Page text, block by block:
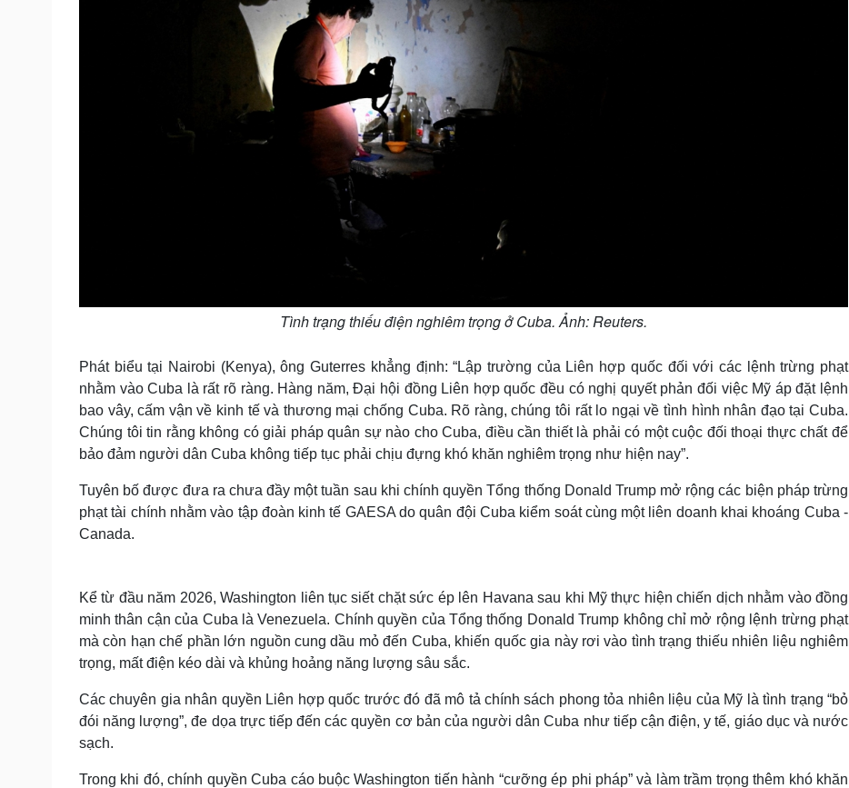
Tình trạng thiếu điện nghiêm trọng ở Cuba. Ảnh: Reuters.
Phát biểu tại Nairobi (Kenya), ông Guterres khẳng định: “Lập trường của Liên hợp quốc đối với các lệnh trừng phạt
nhằm vào Cuba là rất rõ ràng. Hàng năm, Đại hội đồng Liên hợp quốc đều có nghị quyết phản đối việc Mỹ áp đặt lệnh
bao vây, cấm vận về kinh tế và thương mại chống Cuba. Rõ ràng, chúng tôi rất lo ngại về tình hình nhân đạo tại Cuba.
Chúng tôi tin rằng không có giải pháp quân sự nào cho Cuba, điều cần thiết là phải có một cuộc đối thoại thực chất để
bảo đảm người dân Cuba không tiếp tục phải chịu đựng khó khăn nghiêm trọng như hiện nay”.
Tuyên bố được đưa ra chưa đầy một tuần sau khi chính quyền Tổng thống Donald Trump mở rộng các biện pháp trừng
phạt tài chính nhằm vào tập đoàn kinh tế GAESA do quân đội Cuba kiểm soát cùng một liên doanh khai khoáng Cuba -
Canada.
Kể từ đầu năm 2026, Washington liên tục siết chặt sức ép lên Havana sau khi Mỹ thực hiện chiến dịch nhằm vào đồng
minh thân cận của Cuba là Venezuela. Chính quyền của Tổng thống Donald Trump không chỉ mở rộng lệnh trừng phạt
mà còn hạn chế phần lớn nguồn cung dầu mỏ đến Cuba, khiến quốc gia này rơi vào tình trạng thiếu nhiên liệu nghiêm
trọng, mất điện kéo dài và khủng hoảng năng lượng sâu sắc.
Các chuyên gia nhân quyền Liên hợp quốc trước đó đã mô tả chính sách phong tỏa nhiên liệu của Mỹ là tình trạng “bỏ
đói năng lượng”, đe dọa trực tiếp đến các quyền cơ bản của người dân Cuba như tiếp cận điện, y tế, giáo dục và nước
sạch.
Trong khi đó, chính quyền Cuba cáo buộc Washington tiến hành “cưỡng ép phi pháp” và làm trầm trọng thêm khó khăn